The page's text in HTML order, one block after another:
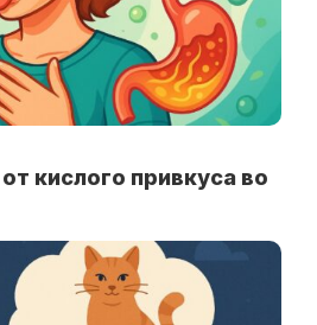
кислого привкуса во